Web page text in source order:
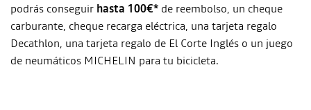
podrás conseguir hasta 100€* de reembolso, un cheque
carburante, cheque recarga eléctrica, una tarjeta regalo
Decathlon, una tarjeta regalo de El Corte Inglés o un juego
de neumáticos MICHELIN para tu bicicleta.